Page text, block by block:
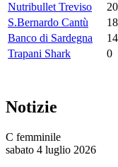
Nutribullet Treviso 20
S.Bernardo Cantù
18
Banco di Sardegna
14
Trapani Shark
0
Notizie
C femminile
sabato 4 luglio 2026